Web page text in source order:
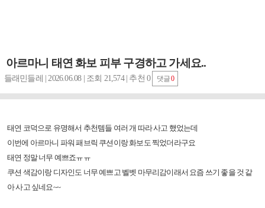
아르마니 태연 화보 피부 구경하고 가세요..
들래민들레 | 2026.06.08 | 조회 21,574 | 추천 0 댓글0
태연 코덕으로 유명해서 추천템들 여러 개 따라 사고 했었는데
이번에 아르마니 파워 패브릭 쿠션이랑 화보도 찍었더라구요
태연 정말 너무 예쁘죠ㅠㅠ
쿠션 색감이랑 디자인도 너무 예쁘고 벨벳 마무리감이래서 요즘 쓰기 좋을 것 같
아 사고 싶네요~~